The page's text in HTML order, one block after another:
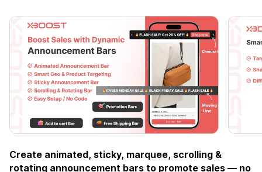
Create animated, sticky, marquee, scrolling &
rotating announcement bars to promote sales — no